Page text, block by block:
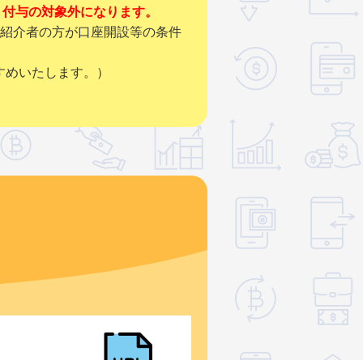
与の対象外になります。
介者の方が口座開設等の条件
いたします。）